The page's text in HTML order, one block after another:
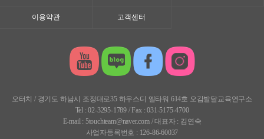
이용약관 고객센터
오터치 / 경기도 하남시 조정대로35 하우스디 엘타워 614호 오감발달교육연구소
Tel : 02-3295-1789 / Fax : 031-5175-4700
E-mail : 5touchteam@naver.com / 대표자 : 김연숙
사업자등록번호 : 126-86-60037